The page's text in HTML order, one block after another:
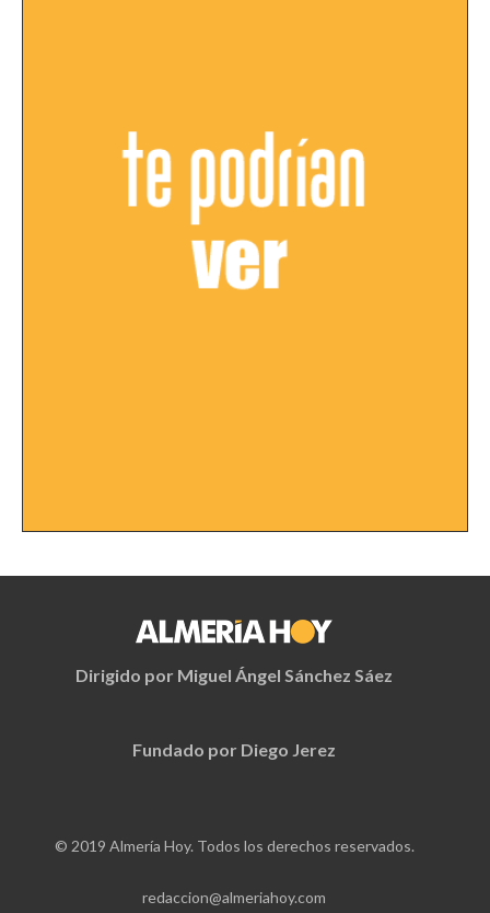
Dirigido por Miguel Ángel Sánchez Sáez
Fundado por Diego Jerez
© 2019 Almería Hoy. Todos los derechos reservados.
redaccion@almeriahoy.com